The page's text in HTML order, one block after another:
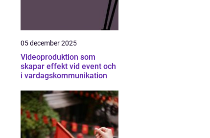
05 december 2025
Videoproduktion som
skapar effekt vid event och
i vardagskommunikation